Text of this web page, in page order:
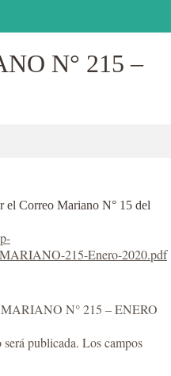
N° 215 –
el Correo Mariano N° 15 del
215-Enero-2020.pdf
N° 215 – ENERO
publicada. Los campos